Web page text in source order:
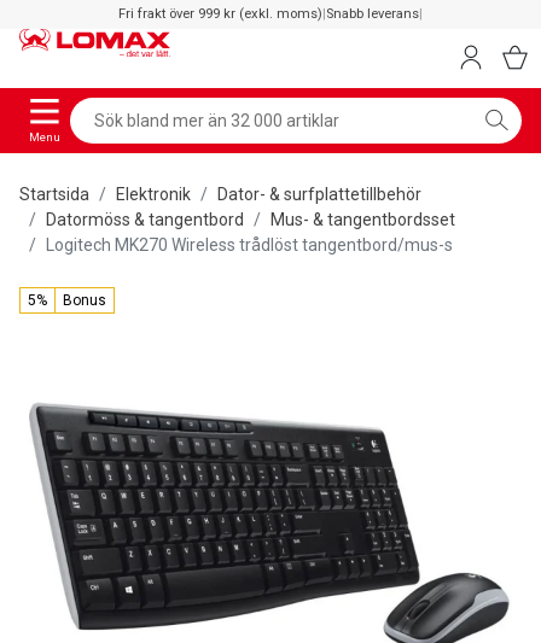
Fri frakt över 999 kr (exkl. moms)|Snabb leverans|
Menu
Startsida Elektronik
Dator- & surfplattetillbehör
Datormöss & tangentbord
Mus- & tangentbordsset
Logitech MK270 Wireless trådlöst tangentbord/mus-s
5% Bonus